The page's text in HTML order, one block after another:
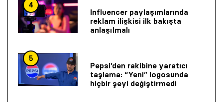
4
Influencer paylaşımlarında
reklam ilişkisi ilk bakışta
anlaşılmalı
5
Pepsi’den rakibine yaratıcı
taşlama: “Yeni” logosunda
hiçbir şeyi değiştirmedi